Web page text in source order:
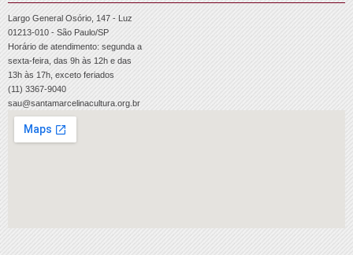
Largo General Osório, 147 - Luz
01213-010 - São Paulo/SP
Horário de atendimento: segunda a
sexta-feira, das 9h às 12h e das
13h às 17h, exceto feriados
(11) 3367-9040
sau@santamarcelinacultura.org.br